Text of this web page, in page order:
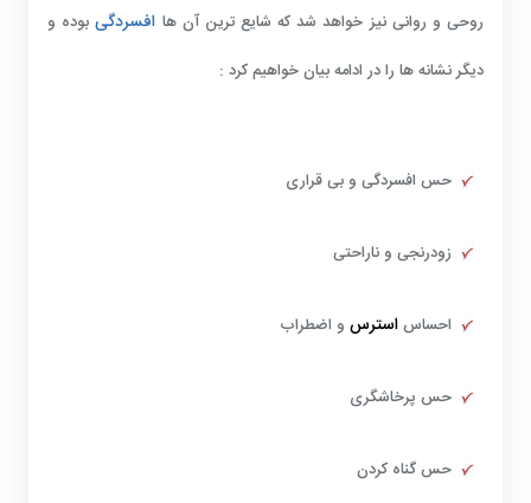
روحی و روانی نیز خواهد شد که شایع ترین آن ها افسردگیبوده و
دیگر نشانه ها را در ادامه بیان خواهیم کرد :
حس افسردگی و بی قراری
زودرنجی و ناراحتی
احساساسترس و اضطراب
حس پرخاشگری
حس گناه کردن